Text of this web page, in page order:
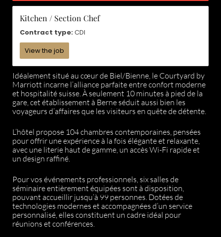
Kitchen / Section Chef
Contract type:CDI
View the job
Idéalement situé au cœur de Biel/Bienne, le Courtyard by
Marriott incarne l’alliance parfaite entre confort moderne
et hospitalité suisse. À seulement 10 minutes à pied de la
gare, cet établissement à Berne séduit aussi bien les
voyageurs d’affaires que les visiteurs en quête de détente.
L’hôtel propose 104 chambres contemporaines, pensées
pour offrir une expérience à la fois élégante et relaxante,
avec une literie haut de gamme, un accès Wi-Fi rapide et
un design raffiné.
Pour vos événements professionnels, six salles de
séminaire entièrement équipées sont à disposition,
pouvant accueillir jusqu’à 99 personnes. Dotées de
technologies modernes et accompagnées d’un service
personnalisé, elles constituent un cadre idéal pour
réunions et conférences.